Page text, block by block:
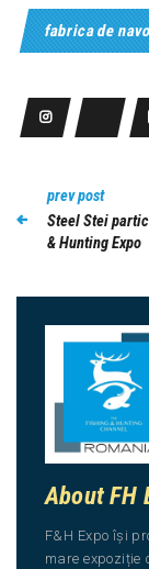
fabrica de
prev post
Steel Stei
& Hunting Expo
About FH
F&H Expo își
mare expoziție